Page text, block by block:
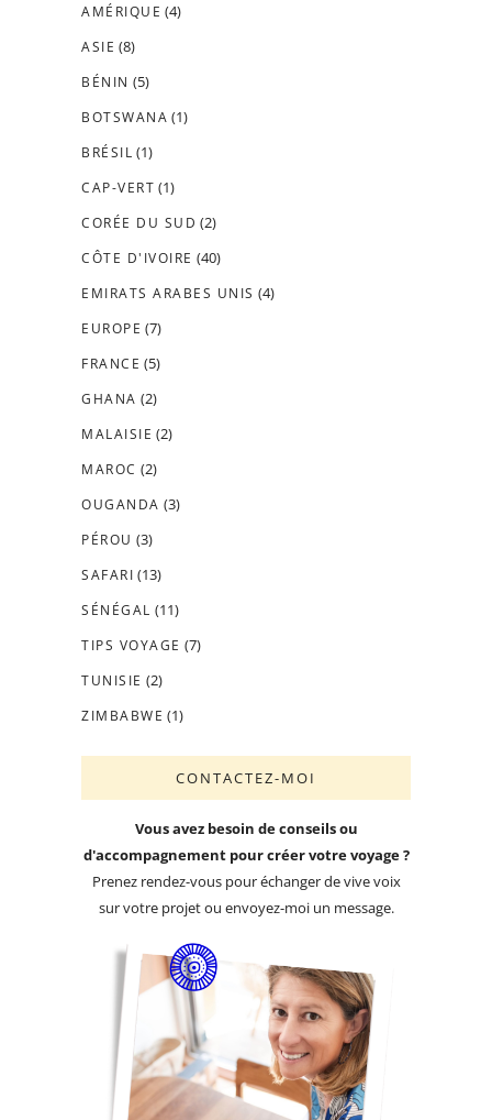
AMÉRIQUE (4)
ASIE (8)
BÉNIN (5)
BOTSWANA (1)
BRÉSIL (1)
CAP-VERT (1)
CORÉE DU SUD (2)
CÔTE D'IVOIRE (40)
EMIRATS ARABES UNIS (4)
EUROPE (7)
FRANCE (5)
GHANA (2)
MALAISIE (2)
MAROC (2)
OUGANDA (3)
PÉROU (3)
SAFARI (13)
SÉNÉGAL (11)
TIPS VOYAGE (7)
TUNISIE (2)
ZIMBABWE (1)
CONTACTEZ-MOI
Vous avez besoin de conseils ou
d'accompagnement pour créer votre voyage ?
Prenez rendez-vous pour échanger de vive voix
sur votre projet ou envoyez-moi un message.